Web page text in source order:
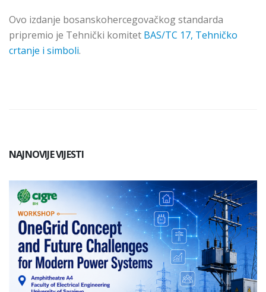
Ovo izdanje bosanskohercegovačkog standarda
pripremio je Tehnički komitet BAS/TC 17, Tehničko
crtanje i simboli.
NAJNOVIJE VIJESTI